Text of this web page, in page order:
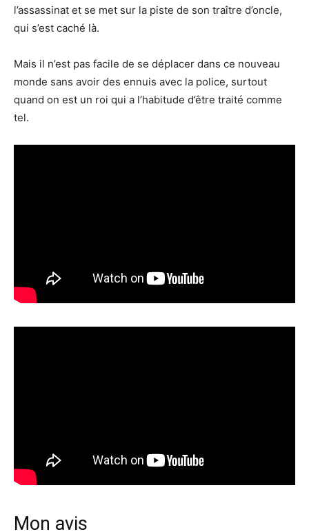
l’assassinat et se met sur la piste de son traître d’oncle,
qui s’est caché là.
Mais il n’est pas facile de se déplacer dans ce nouveau
monde sans avoir des ennuis avec la police, surtout
quand on est un roi qui a l’habitude d’être traité comme
tel.
Mon avis